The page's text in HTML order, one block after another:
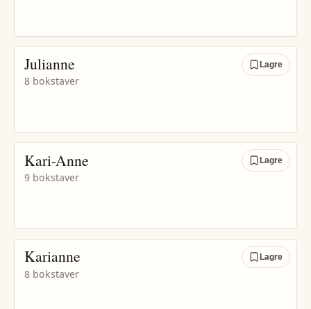
Julianne
8 bokstaver
Lagre
Kari-Anne
9 bokstaver
Lagre
Karianne
8 bokstaver
Lagre